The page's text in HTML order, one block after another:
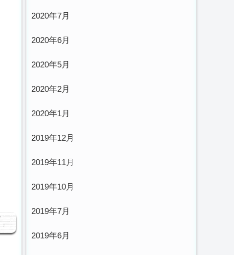
2020年7月
2020年6月
2020年5月
2020年2月
2020年1月
2019年12月
2019年11月
2019年10月
2019年7月
2019年6月